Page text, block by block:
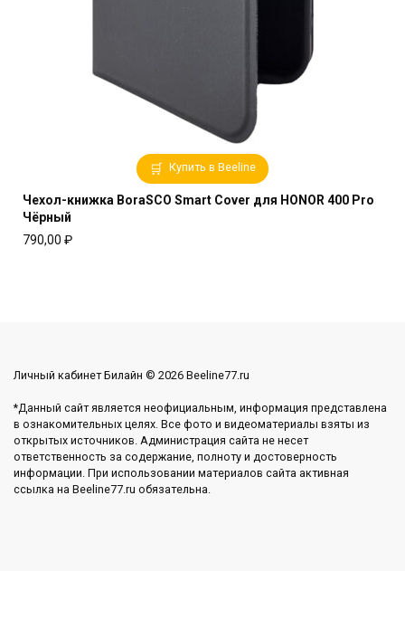
Купить в Beeline
Чехол-книжка BoraSCO Smart Cover для HONOR 400 Pro
Чёрный
790,00 ₽
Личный кабинет Билайн © 2026 Beeline77.ru
*Данный сайт является неофициальным, информация представлена
в ознакомительных целях. Все фото и видеоматериалы взяты из
открытых источников. Администрация сайта не несет
ответственность за содержание, полноту и достоверность
информации. При использовании материалов сайта активная
ссылка на Beeline77.ru обязательна.